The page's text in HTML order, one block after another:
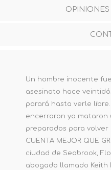
OPINIONES
Un hombre inocente
asesinato hace
parará hasta verle
encerraron ya mataron
preparados para volver
CUENTA MEJOR QUE
ciudad de Seabrook,
abogado llamado Keith